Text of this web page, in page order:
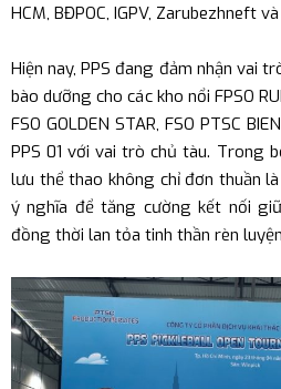
HCM, BĐPOC, IGPV, Zarubezhneft và
Hiện nay, PPS đang đảm nhận vai
bào dưỡng cho các kho nổi FPSO
FSO GOLDEN STAR, FSO PTSC
PPS 01 với vai trò chủ tàu. Trong
lưu thể thao không chỉ đơn thuần
ý nghĩa để tăng cường kết nối
đồng thời lan tỏa tinh thần rèn